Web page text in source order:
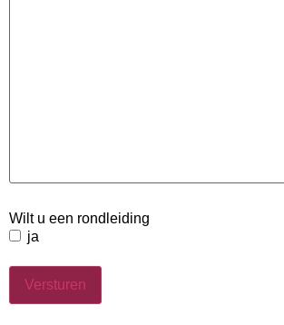
Wilt u een rondleiding
ja
Versturen